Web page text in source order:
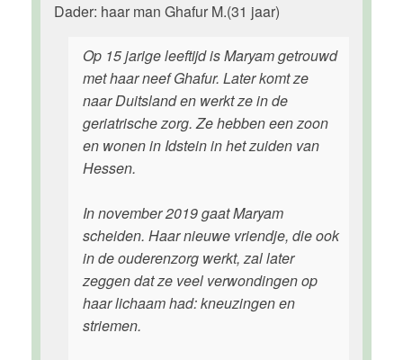
Dader: haar man Ghafur M.(31 jaar)
Op 15 jarige leeftijd is Maryam getrouwd
met haar neef Ghafur. Later komt ze
naar Duitsland en werkt ze in de
geriatrische zorg. Ze hebben een zoon
en wonen in Idstein in het zuiden van
Hessen.
In november 2019 gaat Maryam
scheiden. Haar nieuwe vriendje, die ook
in de ouderenzorg werkt, zal later
zeggen dat ze veel verwondingen op
haar lichaam had: kneuzingen en
striemen.